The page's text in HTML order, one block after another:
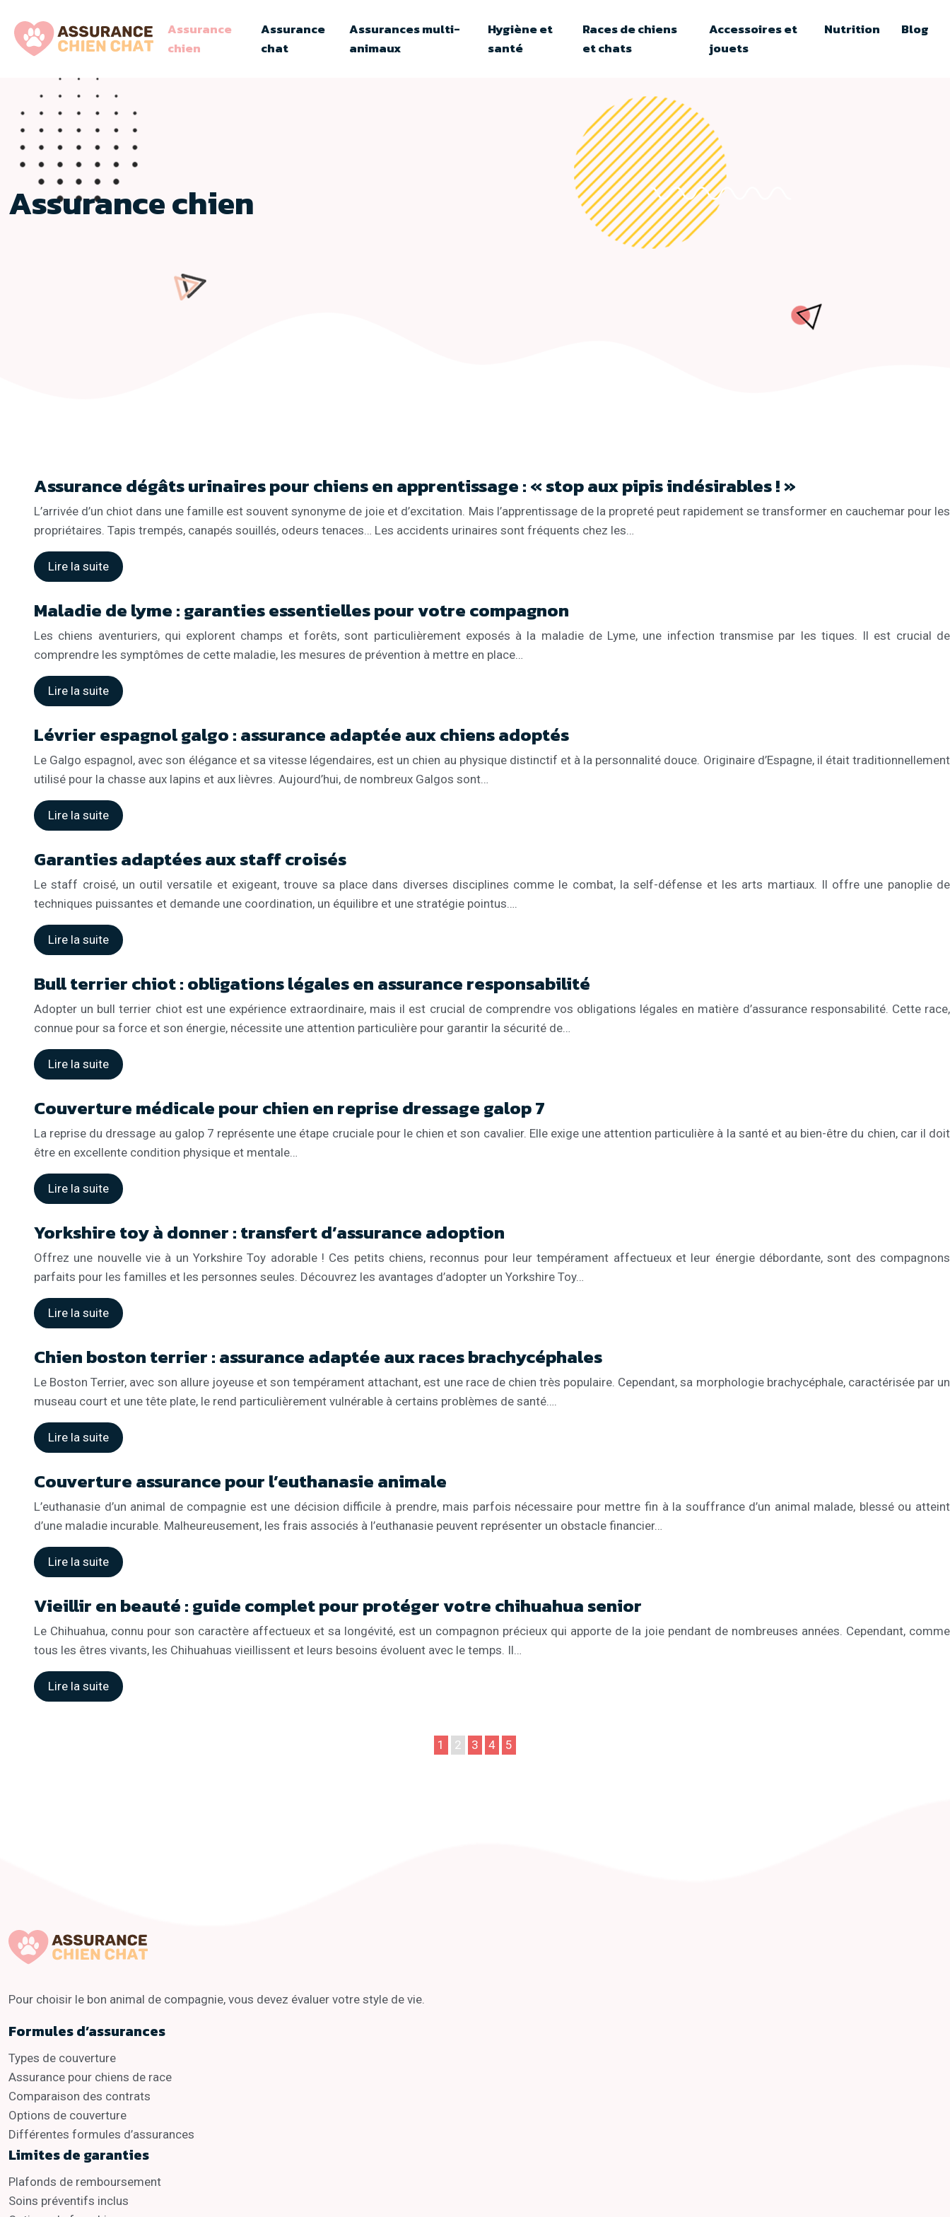
Assurance
chien
Assurance
chat
Assurances multi-
animaux
Hygiène et
santé
Races de chiens
et chats
Accessoires et
jouets
Nutrition Blog
Assurance chien
Assurance dégâts urinaires pour chiens en apprentissage : « stop aux pipis indésirables ! »
L’arrivée d’un chiot dans une famille est souvent synonyme de joie et d’excitation. Mais l’apprentissage de la propreté peut rapidement se transformer en cauchemar pour les
propriétaires. Tapis trempés, canapés souillés, odeurs tenaces… Les accidents urinaires sont fréquents chez les…
Lire la suite
Maladie de lyme : garanties essentielles pour votre compagnon
Les chiens aventuriers, qui explorent champs et forêts, sont particulièrement exposés à la maladie de Lyme, une infection transmise par les tiques. Il est crucial de
comprendre les symptômes de cette maladie, les mesures de prévention à mettre en place…
Lire la suite
Lévrier espagnol galgo : assurance adaptée aux chiens adoptés
Le Galgo espagnol, avec son élégance et sa vitesse légendaires, est un chien au physique distinctif et à la personnalité douce. Originaire d’Espagne, il était traditionnellement
utilisé pour la chasse aux lapins et aux lièvres. Aujourd’hui, de nombreux Galgos sont…
Lire la suite
Garanties adaptées aux staff croisés
Le staff croisé, un outil versatile et exigeant, trouve sa place dans diverses disciplines comme le combat, la self-défense et les arts martiaux. Il offre une panoplie de
techniques puissantes et demande une coordination, un équilibre et une stratégie pointus….
Lire la suite
Bull terrier chiot : obligations légales en assurance responsabilité
Adopter un bull terrier chiot est une expérience extraordinaire, mais il est crucial de comprendre vos obligations légales en matière d’assurance responsabilité. Cette race,
connue pour sa force et son énergie, nécessite une attention particulière pour garantir la sécurité de…
Lire la suite
Couverture médicale pour chien en reprise dressage galop 7
La reprise du dressage au galop 7 représente une étape cruciale pour le chien et son cavalier. Elle exige une attention particulière à la santé et au bien-être du chien, car il doit
être en excellente condition physique et mentale…
Lire la suite
Yorkshire toy à donner : transfert d’assurance adoption
Offrez une nouvelle vie à un Yorkshire Toy adorable ! Ces petits chiens, reconnus pour leur tempérament affectueux et leur énergie débordante, sont des compagnons
parfaits pour les familles et les personnes seules. Découvrez les avantages d’adopter un Yorkshire Toy…
Lire la suite
Chien boston terrier : assurance adaptée aux races brachycéphales
Le Boston Terrier, avec son allure joyeuse et son tempérament attachant, est une race de chien très populaire. Cependant, sa morphologie brachycéphale, caractérisée par un
museau court et une tête plate, le rend particulièrement vulnérable à certains problèmes de santé….
Lire la suite
Couverture assurance pour l’euthanasie animale
L’euthanasie d’un animal de compagnie est une décision difficile à prendre, mais parfois nécessaire pour mettre fin à la souffrance d’un animal malade, blessé ou atteint
d’une maladie incurable. Malheureusement, les frais associés à l’euthanasie peuvent représenter un obstacle financier…
Lire la suite
Vieillir en beauté : guide complet pour protéger votre chihuahua senior
Le Chihuahua, connu pour son caractère affectueux et sa longévité, est un compagnon précieux qui apporte de la joie pendant de nombreuses années. Cependant, comme
tous les êtres vivants, les Chihuahuas vieillissent et leurs besoins évoluent avec le temps. Il…
Lire la suite
1 2 3 4 5
Pour choisir le bon animal de compagnie, vous devez évaluer votre style de vie.
Formules d’assurances
Types de couverture
Assurance pour chiens de race
Comparaison des contrats
Options de couverture
Différentes formules d’assurances
Limites de garanties
Plafonds de remboursement
Soins préventifs inclus